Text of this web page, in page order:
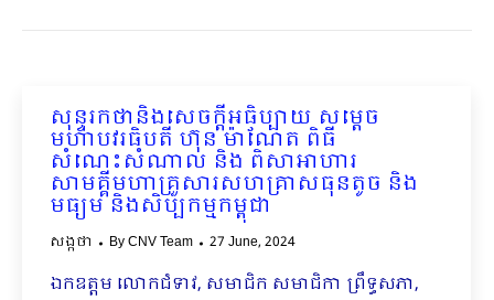
សុន្ទរកថានិងសេចក្ដីអធិប្បាយ សម្ដេច
មហាបវរធិបតី ហ៊ុន ម៉ាណែត ពិធី
សំណេះសំណាល និង ពិសាអាហារ
សាមគ្គីមហាគ្រួសារសហគ្រាសធុនតូច និង
មធ្យម និងសិប្បកម្មកម្ពុជា
សង្កថា ByCNV Team 27 June, 2024
ឯកឧត្តម លោកជំទាវ, សមាជិក សមាជិកា ព្រឹទ្ធសភា,